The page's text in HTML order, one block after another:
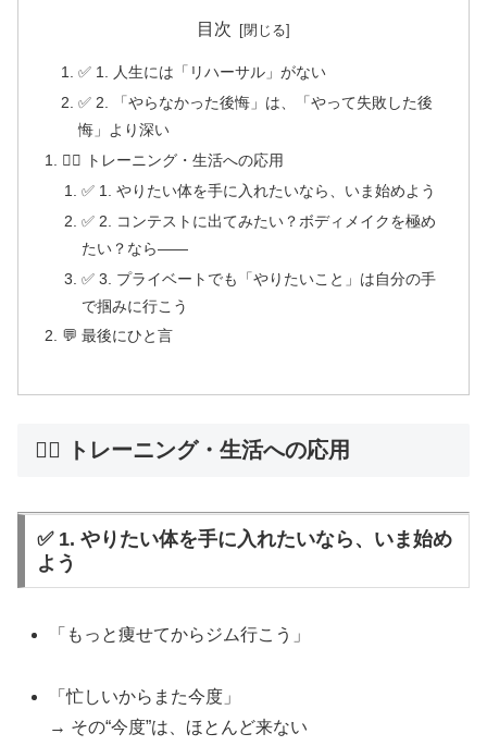
目次
✅ 1. 人生には「リハーサル」がない
✅ 2. 「やらなかった後悔」は、「やって失敗した後
悔」より深い
🏋️‍♂️ トレーニング・生活への応用
✅ 1. やりたい体を手に入れたいなら、いま始めよう
✅ 2. コンテストに出てみたい？ボディメイクを極め
たい？なら――
✅ 3. プライベートでも「やりたいこと」は自分の手
で掴みに行こう
💬 最後にひと言
🏋️‍♂️ トレーニング・生活への応用
✅ 1. やりたい体を手に入れたいなら、いま始め
よう
「もっと痩せてからジム行こう」
「忙しいからまた今度」
→ その“今度”は、ほとんど来ない